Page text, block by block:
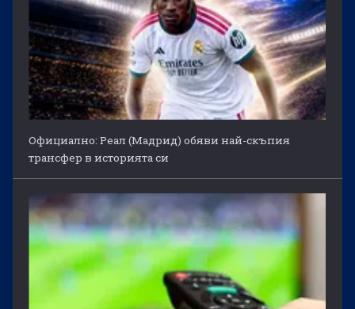
Официално: Реал (Мадрид) обяви най-скъпия
трансфер в историята си